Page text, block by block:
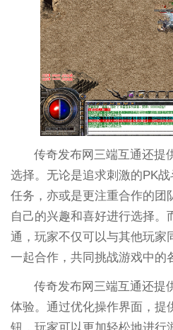
传奇发布网三端互通还提
选择。无论是追求刺激的PK
任务，亦或是更注重合作的团
自己的兴趣和喜好进行选择。
通，玩家不仅可以与其他玩家
一起合作，共同挑战游戏中的
传奇发布网三端互通还提
体验。通过优化操作界面，提